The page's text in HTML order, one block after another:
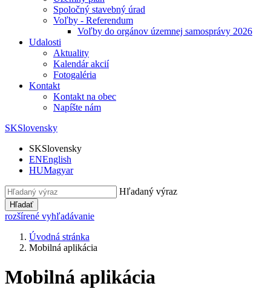
Spoločný stavebný úrad
Voľby - Referendum
Voľby do orgánov územnej samosprávy 2026
Udalosti
Aktuality
Kalendár akcií
Fotogaléria
Kontakt
Kontakt na obec
Napíšte nám
SKSlovensky
SKSlovensky
ENEnglish
HUMagyar
Hľadaný výraz
Hľadať
rozšírené vyhľadávanie
Úvodná stránka
Mobilná aplikácia
Mobilná aplikácia